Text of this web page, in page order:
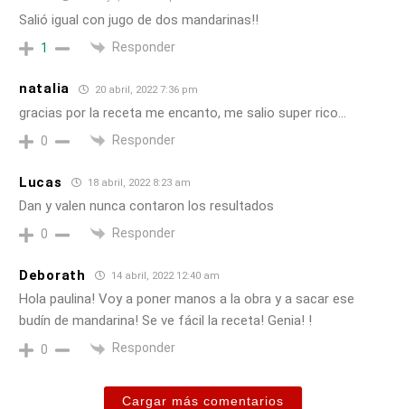
Salió igual con jugo de dos mandarinas!!
1 Responder
natalia 20 abril, 2022 7:36 pm
gracias por la receta me encanto, me salio super rico…
0 Responder
Lucas 18 abril, 2022 8:23 am
Dan y valen nunca contaron los resultados
0 Responder
Deborath 14 abril, 2022 12:40 am
Hola paulina! Voy a poner manos a la obra y a sacar ese
budín de mandarina! Se ve fácil la receta! Genia! !
0 Responder
Cargar más comentarios